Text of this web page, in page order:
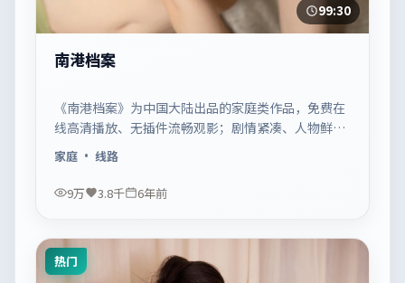
99:30
南港档案
《南港档案》为中国大陆出品的家庭类作品，免费在
线高清播放、无插件流畅观影；剧情紧凑、人物鲜
明，适合休闲一口气追看。
家庭· 线路
9万 3.8千 6年前
热门